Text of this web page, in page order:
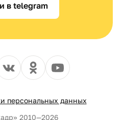
в telegram
персональных данных
2010—2026